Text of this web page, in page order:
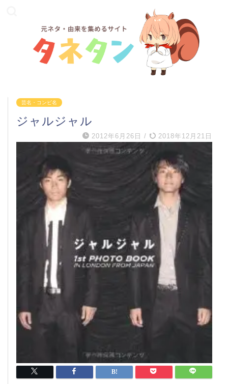
芸名・コンビ名
ジャルジャル
2012年6月26日 / 2018年12月21日